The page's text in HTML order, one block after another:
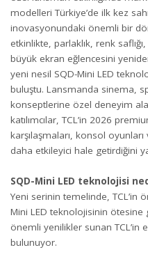
modelleri Türkiye’de ilk kez
inovasyonundaki önemli bir
etkinlikte, parlaklık, renk
büyük ekran eğlencesini
yeni nesil SQD-Mini LED
buluştu. Lansmanda sinema,
konseptlerine özel deneyim
katılımcılar, TCL’in 2026
karşılaşmaları, konsol
daha etkileyici hale getirdiğini
SQD-Mini LED teknolojisi
Yeni serinin temelinde, TCL’in
Mini LED teknolojisinin
önemli yenilikler sunan TCL’in
bulunuyor.